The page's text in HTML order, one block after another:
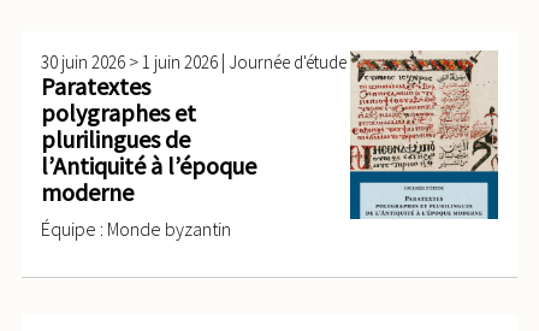
30 juin 2026 >1 juin 2026 | Journée d'étude
Paratextes
polygraphes et
plurilingues de
l’Antiquité à l’époque
moderne
Équipe : Monde byzantin